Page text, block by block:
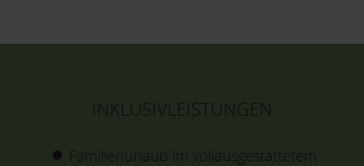
INKLUSIVLEISTUNGEN
Familienurlaub im vollausgestattetem